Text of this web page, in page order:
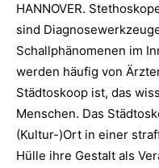
HANNOVER.
sind
Schallphänomenen im
werden häufig von
Städtoskoop ist, das
Menschen. Das
(Kultur-)Ort in einer
Hülle ihre Gestalt als